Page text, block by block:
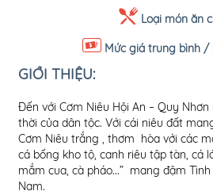
Loại món ăn
Mức giá trung bình /
GIỚI THIỆU:
Đến với Cơm Niêu Hội An – Quy
thời của dân tộc. Với cái niêu đất
Cơm Niêu trắng , thơm hòa với các
cá bống kho tộ, canh riêu tập tàn, cá
mắm cua, cà pháo...” mang đậm
Nam.